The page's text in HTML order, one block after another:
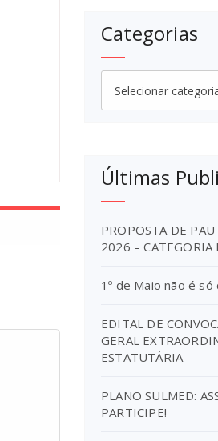
Categorias
Últimas
PROPOSTA DE
2026 – CATEGORIA
1º de Maio não é só
EDITAL DE
GERAL
ESTATUTÁRIA
PLANO SULMED:
PARTICIPE!